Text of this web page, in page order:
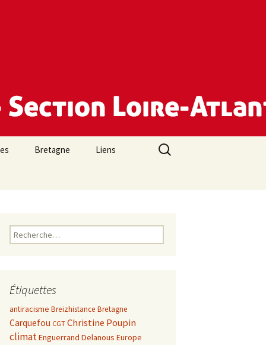
Bretagne Liens
Rechercher :
Rechercher :
Étiquettes
antiracisme Breizhistance Bretagne
Carquefou CGTChristine Poupin
climatEnguerrand Delanous Europe